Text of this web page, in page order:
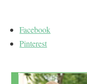
Facebook
Pinterest